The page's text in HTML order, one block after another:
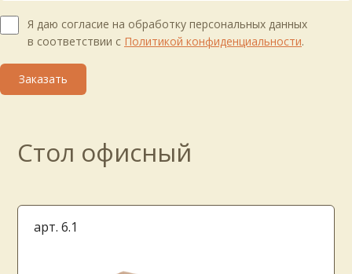
Я даю согласие на обработку персональных данных
в соответствии с Политикой конфиденциальности.
Стол офисный
арт. 6.1